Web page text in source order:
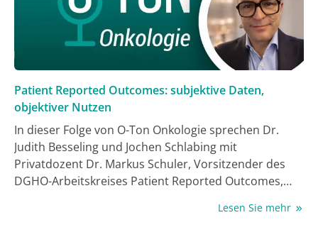
Patient Reported Outcomes: subjektive Daten,
objektiver Nutzen
In dieser Folge von O-Ton Onkologie sprechen Dr.
Judith Besseling und Jochen Schlabing mit
Privatdozent Dr. Markus Schuler, Vorsitzender des
DGHO-Arbeitskreises Patient Reported Outcomes,
patientenberichteten Endpunkten (PROs) in der
Lesen Sie mehr